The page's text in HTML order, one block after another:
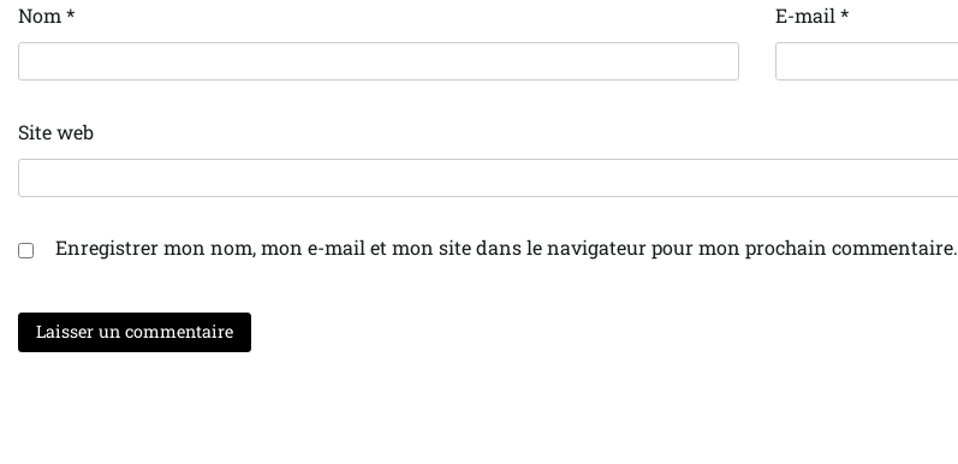
Nom * E-mail *
Site web
Enregistrer mon nom, mon e-mail et mon site dans le navigateur pour mon prochain commentaire.